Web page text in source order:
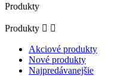
Produkty
Produkty  
Akciové produkty
Nové produkty
Najpredávanejšie